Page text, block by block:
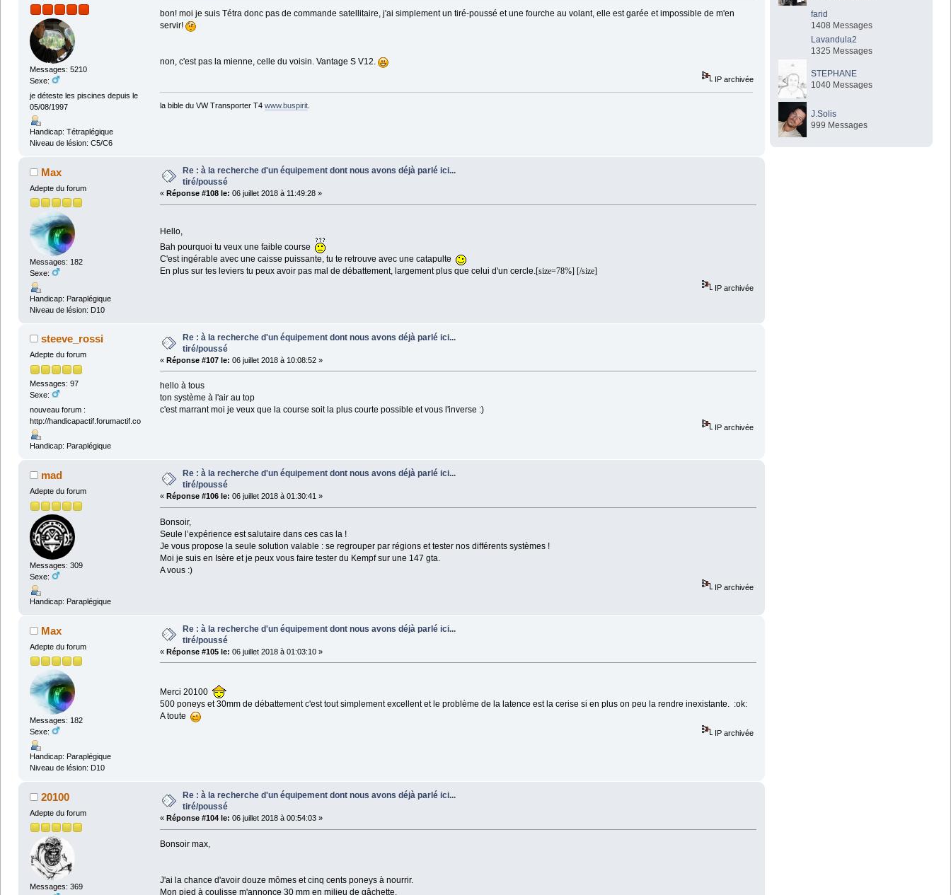
Messages: 5210
Sexe:
je déteste les piscines depuis le
05/08/1997
Handicap: Tétraplégique
Niveau de lésion: C5/C6
bon! moi je suis Tétra donc pas de commande satellitaire, j'ai simplement un tiré-poussé et une fourche au volant, elle est garée et impossible de m'en
servir!
non, c'est pas la mienne, celle du voisin. Vantage S V12.
IP archivée
la bible du VW Transporter T4 www.buspirit.
Max
Adepte du forum
Messages: 182
Sexe:
Handicap: Paraplégique
Niveau de lésion: D10
Re : à la recherche d'un équipement dont nous avons déjà parlé ici...
tiré/poussé
« Réponse #108 le: 06 juillet 2018 à 11:49:28 »
Hello,
Bah pourquoi tu veux une faible course
C'est ingérable avec une caisse puissante, tu te retrouve avec une catapulte
En plus sur tes leviers tu peux avoir pas mal de débattement, largement plus que celui d'un cercle.[size=78%] [/size]
IP archivée
steeve_rossi
Adepte du forum
Messages: 97
Sexe:
nouveau forum :
http://handicapactif.forumactif.co
Handicap: Paraplégique
Re : à la recherche d'un équipement dont nous avons déjà parlé ici...
tiré/poussé
« Réponse #107 le: 06 juillet 2018 à 10:08:52 »
hello à tous
ton système à l'air au top
c'est marrant moi je veux que la course soit la plus courte possible et vous l'inverse :)
IP archivée
mad
Adepte du forum
Messages: 309
Sexe:
Handicap: Paraplégique
Re : à la recherche d'un équipement dont nous avons déjà parlé ici...
tiré/poussé
« Réponse #106 le: 06 juillet 2018 à 01:30:41 »
Bonsoir,
Seule l’expérience est salutaire dans ces cas la !
Je vous propose la seule solution valable : se regrouper par régions et tester nos différents systèmes !
Moi je suis en Isère et je peux vous faire tester du Kempf sur une 147 gta.
A vous :)
IP archivée
Max
Adepte du forum
Messages: 182
Sexe:
Handicap: Paraplégique
Niveau de lésion: D10
Re : à la recherche d'un équipement dont nous avons déjà parlé ici...
tiré/poussé
« Réponse #105 le: 06 juillet 2018 à 01:03:10 »
Merci 20100
500 poneys et 30mm de débattement c'est tout simplement excellent et le problème de la latence est la cerise si en plus on peu la rendre inexistante. :ok:
A toute
IP archivée
20100
Adepte du forum
Messages: 369
Re : à la recherche d'un équipement dont nous avons déjà parlé ici...
tiré/poussé
« Réponse #104 le: 06 juillet 2018 à 00:54:03 »
Bonsoir max,
J'ai la chance d'avoir douze mômes et cinq cents poneys à nourrir.
Mon pied à coulisse m'annonce 30 mm en milieu de gâchette.
farid
1408 Messages
Lavandula2
1325 Messages
STEPHANE
1040 Messages
J.Solis
999 Messages